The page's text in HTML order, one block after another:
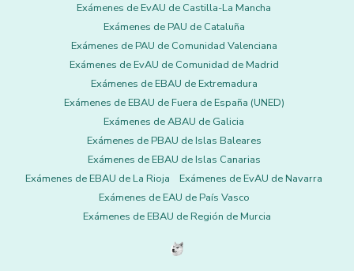
Exámenes de EvAU de Castilla-La Mancha
Exámenes de PAU de Cataluña
Exámenes de PAU de Comunidad Valenciana
Exámenes de EvAU de Comunidad de Madrid
Exámenes de EBAU de Extremadura
Exámenes de EBAU de Fuera de España (UNED)
Exámenes de ABAU de Galicia
Exámenes de PBAU de Islas Baleares
Exámenes de EBAU de Islas Canarias
Exámenes de EBAU de La Rioja
Exámenes de EvAU de Navarra
Exámenes de EAU de País Vasco
Exámenes de EBAU de Región de Murcia